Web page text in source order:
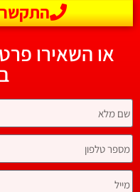
התקשרו 072-
או השאירו